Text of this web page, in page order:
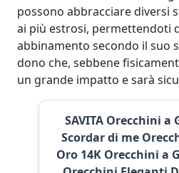
possono abbracciare diversi
ai più estrosi, permettendoti
abbinamento secondo il suo
dono che, sebbene
un grande impatto e sarà
SAVITA Orecchini a
Scordar di me
Oro 14K Orecchini a